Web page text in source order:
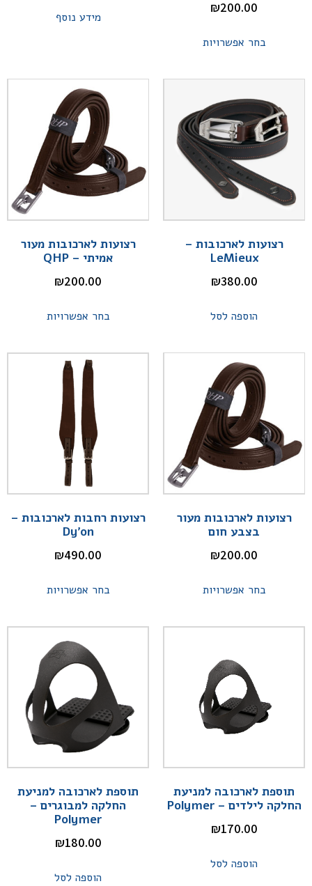
₪200.00
בחר אפשרויות
מידע נוסף
רצועות לארכובות –
LeMieux
₪380.00
הוספה לסל
רצועות לארכובות מעור
אמיתי – QHP
₪200.00
בחר אפשרויות
רצועות לארכובות מעור
בצבע חום
₪200.00
בחר אפשרויות
רצועות רחבות לארכובות –
Dy'on
₪490.00
בחר אפשרויות
תוספת לארכובה למניעת
החלקה לילדים – Polymer
₪170.00
הוספה לסל
תוספת לארכובה למניעת
החלקה למבוגרים –
Polymer
₪180.00
הוספה לסל